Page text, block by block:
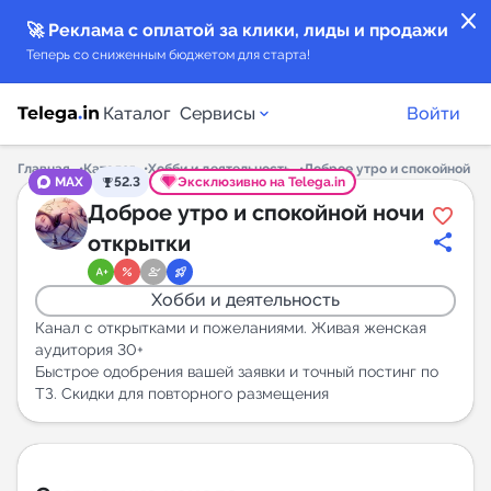
close
🚀 Реклама с оплатой за клики, лиды и продажи
Теперь со сниженным бюджетом для старта!
Каталог Сервисы
Каталог каналов
Каталог ботов
Горящие предложения
Индекс читаемости каналов в Telegram
New
Войти
Главная Каталог Хобби и деятельность
Доброе утро и спокойной
MAX
52.3 Эксклюзивно на Telega.in
Доброе утро и спокойной ночи
открытки
Хобби и деятельность
Канал с открытками и пожеланиями. Живая женская
аудитория 30+
Быстрое одобрения вашей заявки и точный постинг по
ТЗ. Скидки для повторного размещения